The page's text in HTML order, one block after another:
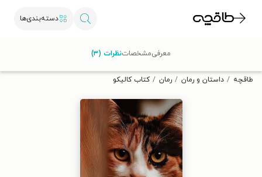
دسته‌بندی‌ها
تخفیف از طاقچه دریافت کن.
طاقچه داستان و رمان رمان کتاب کالیکو
معرفیمشخصاتنظرات (۳)